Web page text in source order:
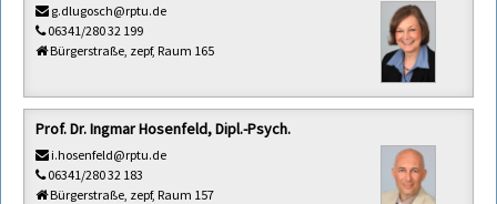
g.dlugosch@rptu.de
06341/280 32 199
Bürgerstraße, zepf, Raum 165
Prof. Dr. Ingmar Hosenfeld, Dipl.-Psych.
i.hosenfeld@rptu.de
06341/280 32 183
Bürgerstraße, zepf, Raum 157